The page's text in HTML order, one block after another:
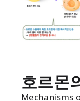
호르몬
Mechanisms